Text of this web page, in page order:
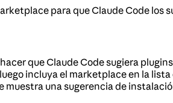
para que Claude Code los
que Claude Code sugiera
incluya el marketplace en la
muestra una sugerencia de